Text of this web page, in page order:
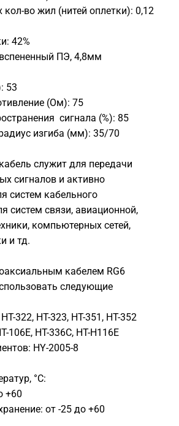
во жил (нитей оплетки): 0,12
42%
ПЭ, 4,8мм
53
(Ом): 75
сигнала (%): 85
изгиба (мм): 35/70
служит для передачи
сигналов и активно
систем кабельного
систем связи, авиационной,
компьютерных сетей,
и тд.
кабелем RG6
следующие
322, HT-323, HT-351, HT-352
106E, HT-336C, HT-H116E
HY-2005-8
°С:
+60
от -25 до +60